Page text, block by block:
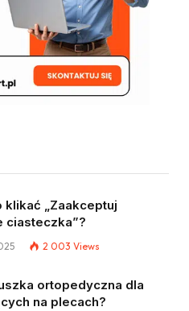
klikać „Zaakceptuj
ciasteczka”?
2 003 Views
ortopedyczna dla
na plecach?